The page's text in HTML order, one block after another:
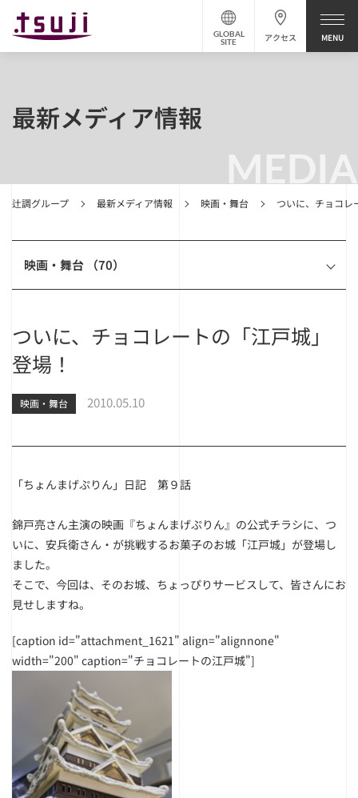
アクセス
GLOBAL
SITE
MEDIA
辻調グループ 最新メディア情報 映画・舞台 ついに、チョコレ
最新メディア情報
映画・舞台 （70）
ついに、チョコレートの「江戸城」
登場！
映画・舞台 2010.05.10
「ちょんまげぷりん」日記 第９話
錦戸亮さん主演の映画『ちょんまげぷりん』の公式チラシに、つ
いに、安兵衛さん・が挑戦するお菓子のお城「江戸城」が登場し
ました。
そこで、今回は、そのお城、ちょっぴりサービスして、皆さんにお
見せしますね。
[caption id="attachment_1621" align="alignnone"
width="200" caption="チョコレートの江戸城"]